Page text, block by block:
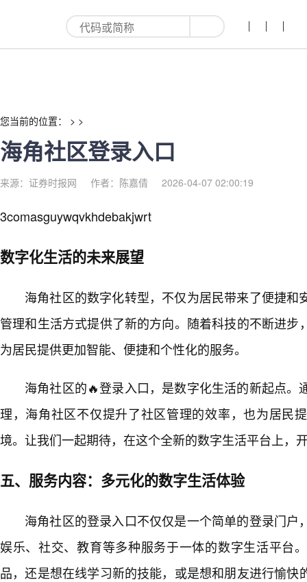
海角社区登录入口-红利来
您当前的位置： > >
海角社区登录入口
来源：证券时报网 作者：陈嘉倩 2026-04-07 02:00:19
3comasguywqvkhdebakjwrt
数字化生活的未来展望
海角社区的数字化转型，不仅为居民带来了便捷和
管理和生活方式提供了新的方向。随着科技的不断进步
为居民提供更加智能、便捷和个性化的服务。
海角社区的🔥登录入口，是数字化生活的新起点。
理，海角社区不仅提升了社区管理的效率，也为居民
境。让我们一起期待，在这个全新的数字生活平台上，
五、服务内容：多元化的数字生活体验
海角社区的登录入口不仅仅是一个简单的登录门户
娱乐、社交、教育等多种服务于一体的数字生活平台
品，还是想在线学习新的技能，或是想和朋友进行愉快